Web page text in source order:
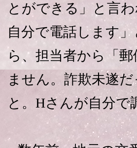
とができる」と言
自分で電話します
ら、担当者から「
ません。詐欺未遂
と。Hさんが自分